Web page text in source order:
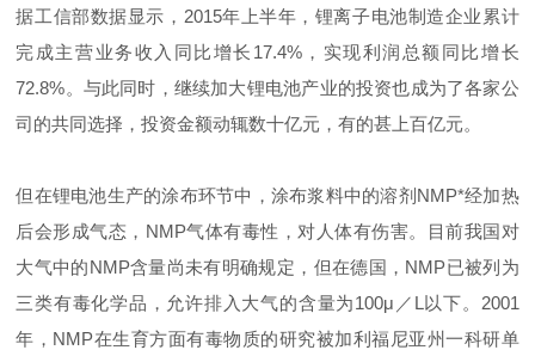
据工信部数据显示，2015年上半年，锂离子电池制造企业累计
完成主营业务收入同比增长17.4%，实现利润总额同比增长
72.8%。与此同时，继续加大锂电池产业的投资也成为了各家公
司的共同选择，投资金额动辄数十亿元，有的甚上百亿元。
但在锂电池生产的涂布环节中，涂布浆料中的溶剂NMP*经加热
后会形成气态，NMP气体有毒性，对人体有伤害。目前我国对
大气中的NMP含量尚未有明确规定，但在德国，NMP已被列为
三类有毒化学品，允许排入大气的含量为100μ／L以下。2001
年，NMP在生育方面有毒物质的研究被加利福尼亚州一科研单